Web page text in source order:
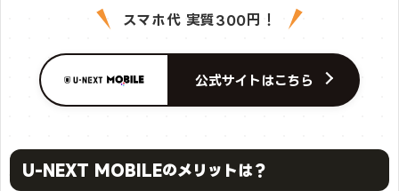
スマホ代 実質300円！
公式サイトはこちら
U-NEXT MOBILEのメリットは？